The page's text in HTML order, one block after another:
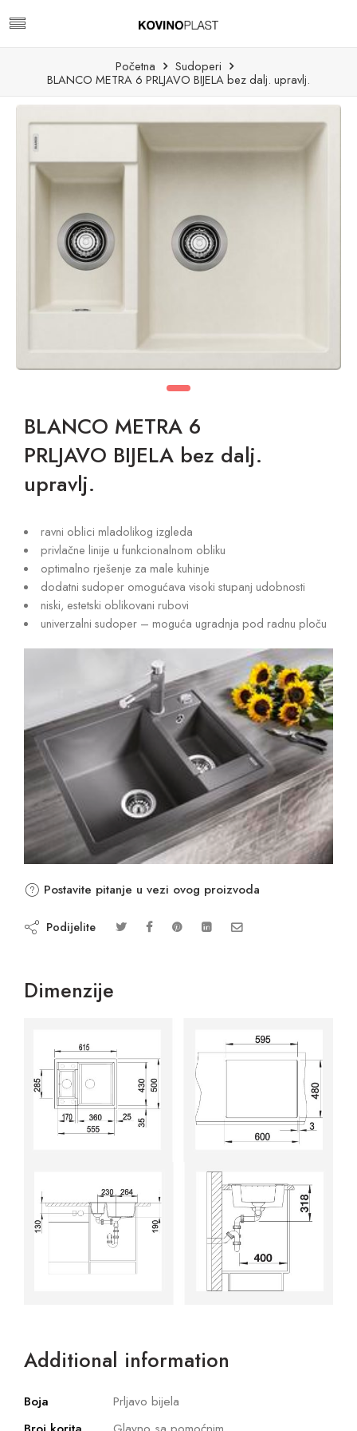
Početna
Sudoperi
BLANCO METRA 6 PRLJAVO BIJELA bez dalj. upravlj.
BLANCO METRA 6
PRLJAVO BIJELA bez dalj.
upravlj.
ravni oblici mladolikog izgleda
privlačne linije u funkcionalnom obliku
optimalno rješenje za male kuhinje
dodatni sudoper omogućava visoki stupanj udobnosti
niski, estetski oblikovani rubovi
univerzalni sudoper – moguća ugradnja pod radnu ploču
Postavite pitanje u vezi ovog proizvoda
Podijelite
Dimenzije
Additional information
Boja
Prljavo bijela